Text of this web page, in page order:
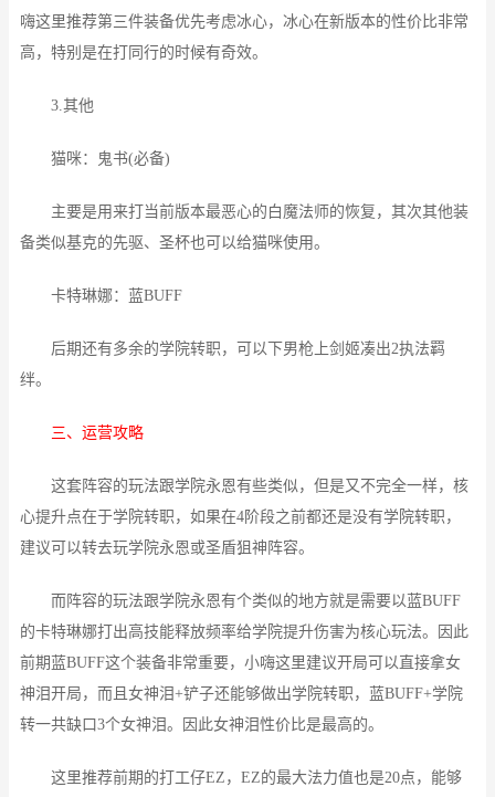
嗨这里推荐第三件装备优先考虑冰心，冰心在新版本的性价比非常
高，特别是在打同行的时候有奇效。
3.其他
猫咪：鬼书(必备)
主要是用来打当前版本最恶心的白魔法师的恢复，其次其他装
备类似基克的先驱、圣杯也可以给猫咪使用。
卡特琳娜：蓝BUFF
后期还有多余的学院转职，可以下男枪上剑姬凑出2执法羁
绊。
三、运营攻略
这套阵容的玩法跟学院永恩有些类似，但是又不完全一样，核
心提升点在于学院转职，如果在4阶段之前都还是没有学院转职，
建议可以转去玩学院永恩或圣盾狙神阵容。
而阵容的玩法跟学院永恩有个类似的地方就是需要以蓝BUFF
的卡特琳娜打出高技能释放频率给学院提升伤害为核心玩法。因此
前期蓝BUFF这个装备非常重要，小嗨这里建议开局可以直接拿女
神泪开局，而且女神泪+铲子还能够做出学院转职，蓝BUFF+学院
转一共缺口3个女神泪。因此女神泪性价比是最高的。
这里推荐前期的打工仔EZ，EZ的最大法力值也是20点，能够